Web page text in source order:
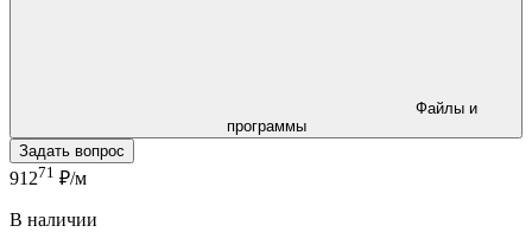
программы
Задать вопрос
91271 ₽/м
В наличии